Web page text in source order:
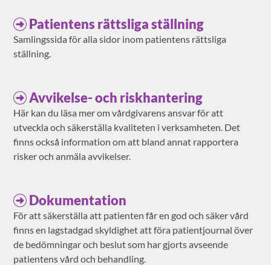
Patientens rättsliga ställning
Samlingssida för alla sidor inom patientens rättsliga
ställning.
Avvikelse- och riskhantering
Här kan du läsa mer om vårdgivarens ansvar för att
utveckla och säkerställa kvaliteten i verksamheten. Det
finns också information om att bland annat rapportera
risker och anmäla avvikelser.
Dokumentation
För att säkerställa att patienten får en god och säker vård
finns en lagstadgad skyldighet att föra patientjournal över
de bedömningar och beslut som har gjorts avseende
patientens vård och behandling.